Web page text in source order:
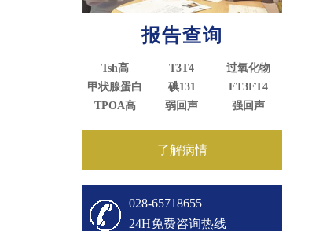
报告查询
Tsh高 T3T4
过氧化物
甲状腺蛋白
碘131
FT3FT4
TPOA高
弱回声 强回声
了解病情
028-65718655
24H免费咨询热线